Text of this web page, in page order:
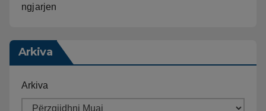
ngjarjen
Arkiva
Arkiva